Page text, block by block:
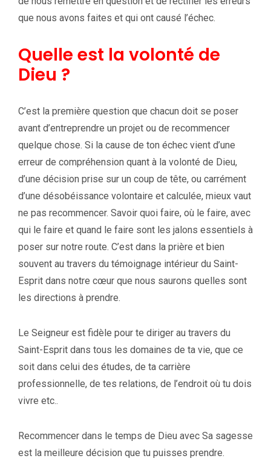
que nous avons faites et qui ont causé l’échec.
Quelle est la volonté de
Dieu ?
C’est la première question que chacun doit se poser
avant d’entreprendre un projet ou de recommencer
quelque chose. Si la cause de ton échec vient d’une
erreur de compréhension quant à la volonté de Dieu,
d’une décision prise sur un coup de tête, ou carrément
d’une désobéissance volontaire et calculée, mieux vaut
ne pas recommencer. Savoir quoi faire, où le faire, avec
qui le faire et quand le faire sont les jalons essentiels à
poser sur notre route. C’est dans la prière et bien
souvent au travers du témoignage intérieur du Saint-
Esprit dans notre cœur que nous saurons quelles sont
les directions à prendre.
Le Seigneur est fidèle pour te diriger au travers du
Saint-Esprit dans tous les domaines de ta vie, que ce
soit dans celui des études, de ta carrière
professionnelle, de tes relations, de l’endroit où tu dois
vivre etc..
Recommencer dans le temps de Dieu avec Sa sagesse
est la meilleure décision que tu puisses prendre.